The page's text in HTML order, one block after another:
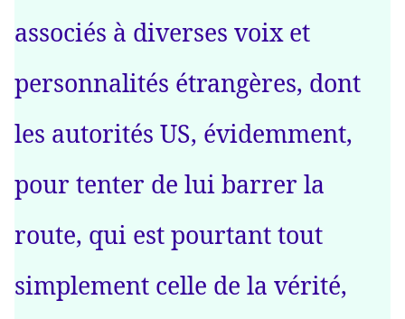
associés à diverses voix et
personnalités étrangères, dont
les autorités US, évidemment,
pour tenter de lui barrer la
route, qui est pourtant tout
simplement celle de la vérité,